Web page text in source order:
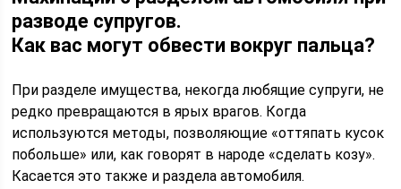
разводе супругов.
Как вас могут обвести вокруг пальца?
При разделе имущества, некогда любящие супруги, не
редко превращаются в ярых врагов. Когда
используются методы, позволяющие «оттяпать кусок
побольше» или, как говорят в народе «сделать козу».
Касается это также и раздела автомобиля.